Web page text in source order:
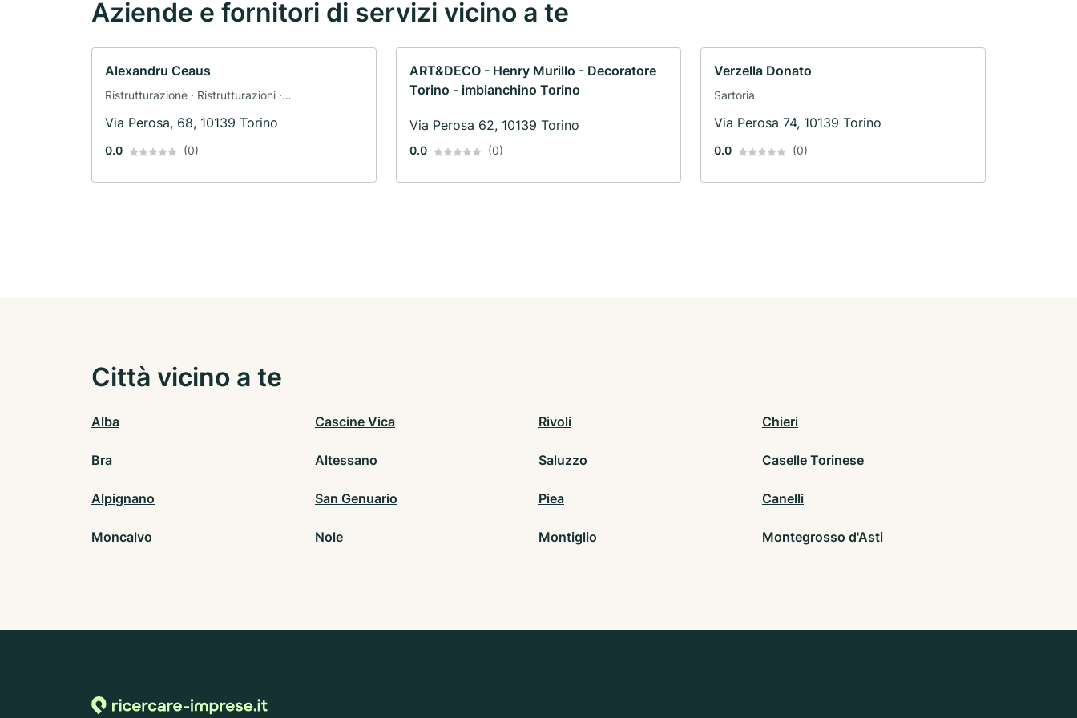
Aziende e fornitori di servizi vicino a te
Alexandru Ceaus
Ristrutturazione · Ristrutturazioni ·
facciata · Cura degli alberi · Impresa edile
Via Perosa, 68, 10139 Torino
0.0 (0)
ART&DECO - Henry Murillo - Decoratore
Torino - imbianchino Torino
Via Perosa 62, 10139 Torino
0.0 (0)
Verzella Donato
Sartoria
Via Perosa 74, 10139 Torino
0.0 (0)
Città vicino a te
Alba Cascine Vica Rivoli Chieri
Bra Altessano Saluzzo Caselle Torinese
Alpignano San Genuario Piea Canelli
Moncalvo Nole Montiglio Montegrosso d'Asti